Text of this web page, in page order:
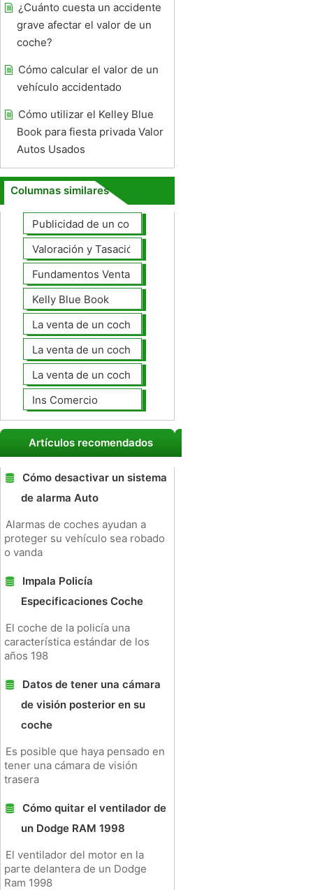
¿Cuánto cuesta un accidente
grave afectar el valor de un
coche?
Cómo calcular el valor de un
vehículo accidentado
Cómo utilizar el Kelley Blue
Book para fiesta privada Valor
Autos Usados ​​
Columnas similares
Publicidad de un coche para la venta
Valoración y Tasación
Fundamentos Venta de coches
Kelly Blue Book
La venta de un coche en línea
La venta de un coche usted mismo
La venta de un coche a un taller de
Ins Comercio
Artículos recomendados
Cómo desactivar un sistema
de alarma Auto
Alarmas de coches ayudan a
proteger su vehículo sea robado
o vanda
Impala Policía
Especificaciones Coche
El coche de la policía una
característica estándar de los
años 198
Datos de tener una cámara
de visión posterior en su
coche
Es posible que haya pensado en
tener una cámara de visión
trasera
Cómo quitar el ventilador de
un Dodge RAM 1998
El ventilador del motor en la
parte delantera de un Dodge
Ram 1998